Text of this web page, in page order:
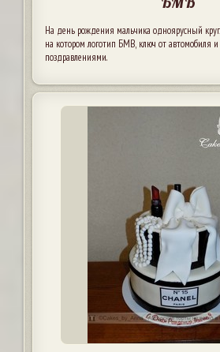
На день рождения мальчика одноярусный
на котором логотип БМВ, ключ от автомобиля
поздравлениями.